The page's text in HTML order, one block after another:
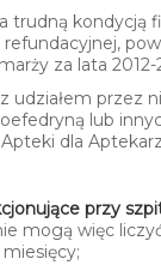
trudną kondycją
za lata 2012-
udziałem przez
lub
dla
przy
mogą więc